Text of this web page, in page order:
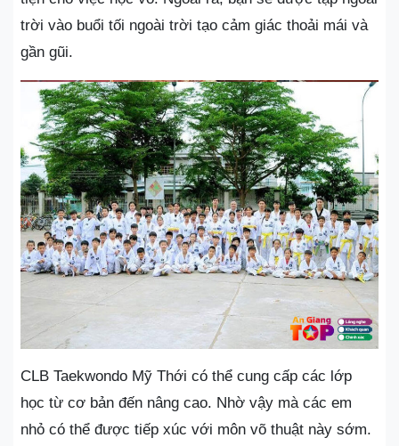
trời vào buổi tối ngoài trời tạo cảm giác thoải mái và
gần gũi.
CLB Taekwondo Mỹ Thới có thể cung cấp các lớp
học từ cơ bản đến nâng cao. Nhờ vậy mà các em
nhỏ có thể được tiếp xúc với môn võ thuật này sớm.